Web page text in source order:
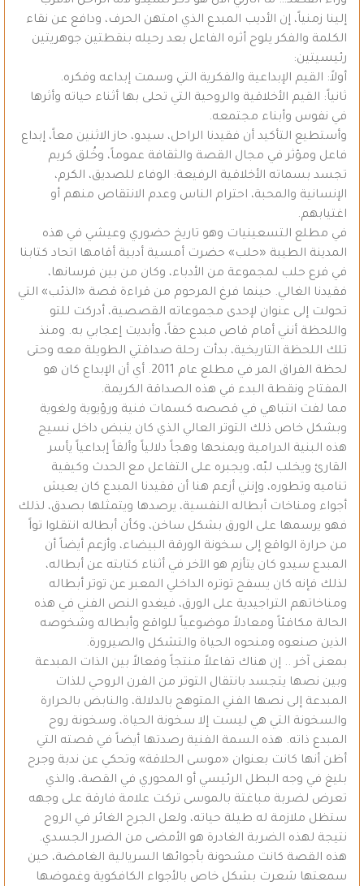
إلينا زمنياً، إن الأديب المبدع الذي امتهن الحرف، ودافع عن نقاء
الكلمة والفكر يلوح أثره الفاعل بعد رحيله بنقطتين جوهريتين
رئيسيتين:
أولاً: القيم الإبداعية والفكرية التي وسمت إبداعه وفكره.
ثانياً: القيم الأخلاقية والروحية التي تحلى بها أثناء حياته وأثرها
في نفوس وأبناء مجتمعه.
وأستطيع التأكيد أن فقيدنا الراحل، سيدو، حاز الاثنين معاً، إبداع
فاعل ومؤثر في مجال القصة والثقافة عموماً، وخُلق كريم
تجسد بسماته الأخلاقية الرفيعة: الوفاء للصديق، الكرم،
الإنسانية والمحبة، احترام الناس وعدم الانتقاص منهم أو
اغتيابهم.
في مطلع التسعينيات وهو تاريخ حضوري وعيشي في هذه
المدينة الطيبة «حلب» حضرت أمسية أدبية أقامها اتحاد كتابنا
في فرع حلب لمجموعة من الأدباء، وكان من بين فرسانها،
فقيدنا الغالي. حينما فرغ المرحوم من قراءة قصة «الذئب» التي
تحولت إلى عنوان لإحدى مجموعاته القصصية، أدركت للتو
واللحظة أنني أمام قاص مبدع حقاً، وأبديت إعجابي به. ومنذ
تلك اللحظة التاريخية، بدأت رحلة صداقتي الطويلة معه وحتى
لحظة الفراق المر في مطلع عام 2011. أي أن الإبداع كان هو
المفتاح ونقطة البدء في هذه الصداقة الكريمة.
مما لفت انتباهي في قصصه كسمات فنية ورؤيوية ولغوية
وبشكل خاص ذلك التوتر العالي الذي كان ينبض داخل نسيج
هذه البنية الدرامية ويمنحها وهجاً دلالياً وألقاً إبداعياً يأسر
القارئ ويخلب لبّه، ويجبره على التفاعل مع الحدث وكيفية
تناميه وتطوره، وإنني أزعم هنا أن فقيدنا المبدع كان يعيش
أجواء ومناخات أبطاله النفسية، يرصدها ويتمثلها بصدق، لذلك
فهو يرسمها على الورق بشكل ساخن، وكأن أبطاله انتقلوا تواً
من حرارة الواقع إلى سخونة الورقة البيضاء، وأزعم أيضاً أن
المبدع سيدو كان يتأزم هو الآخر في أثناء كتابته عن أبطاله،
لذلك فإنه كان يسفح توتره الداخلي المعبر عن توتر أبطاله
ومناخاتهم التراجيدية على الورق، فيغدو النص الفني في هذه
الحالة مكافئاً ومعادلاً موضوعياً للواقع وأبطاله وشخوصه
الذين صنعوه ومنحوه الحياة والتشكل والصيرورة.
بمعنى آخر .. إن هناك تفاعلاً منتجاً وفعالاً بين الذات المبدعة
وبين نصها يتجسد بانتقال التوتر من الفرن الروحي للذات
المبدعة إلى نصها الفني المتوهج بالدلالة، والنابض بالحرارة
والسخونة التي هي ليست إلا سخونة الحياة، وسخونة روح
المبدع ذاته. هذه السمة الفنية رصدتها أيضاً في قصته التي
أظن أنها كانت بعنوان «موسى الحلاقة» وتحكي عن ندبة وجرح
بليغ في وجه البطل الرئيسي أو المحوري في القصة، والذي
تعرض لضربة مباغتة بالموسى تركت علامة فارقة على وجهه
ستظل ملازمة له طيلة حياته، ولعل الجرح الغائر في الروح
نتيجة لهذه الضربة الغادرة هو الأمضى من الضرر الجسدي.
هذه القصة كانت مشحونة بأجوائها السريالية الغامضة، حين
سمعتها شعرت بشكل خاص بالأجواء الكافكوية وغموضها